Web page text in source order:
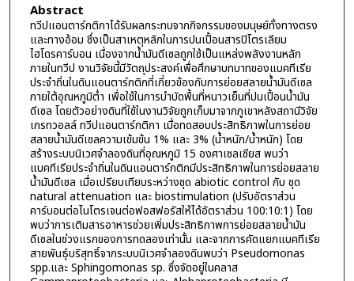
Abstract
ทวีปแอนตาร์กติกาได้รับผลกระทบจากกิจกรรมของมนุษย์ทั้งทางตรง
และทางอ้อม ซึ่งเป็นสาเหตุหลักในการปนเปื้อนสารปิโตรเลียม
ไฮโดรคาร์บอน เนื่องจากน้ำมันดีเซลถูกใช้เป็นแหล่งพลังงานหลัก
ภายในทวีป งานวิจัยนี้มีวัตถุประสงค์เพื่อศึกษาบทบาทของแบคทีเรีย
ประจำถิ่นในดินแอนตาร์กติกที่เกี่ยวข้องกับการย่อยสลายน้ำมันดีเซล
ภายใต้อุณหภูมิต่ำ เพื่อใช้ในการบำบัดพื้นที่หนาวเย็นที่ปนเปื้อนน้ำมัน
ดีเซล โดยตัวอย่างดินที่ใช้ในงานวิจัยถูกเก็บมาจากภูเขาหลังสถานีวิจัย
เกรทวอลล์ ทวีปแอนตาร์กติกา เมื่อทดสอบประสิทธิภาพในการย่อย
สลายน้ำมันดีเซลความเข้มข้น 1% และ 3% (น้ำหนัก/น้ำหนัก) โดย
สร้างระบบนิเวศจำลองดินที่อุณหภูมิ 15 องศาเซลเซียส พบว่า
แบคทีเรียประจำถิ่นในดินแอนตาร์กติกมีประสิทธิภาพในการย่อยสลาย
น้ำมันดีเซล เมื่อเปรียบเทียบระหว่างชุด abiotic control กับ ชุด
natural attenuation และ biostimulation (ปรับอัตราส่วน
คาร์บอนต่อไนโตรเจนต่อฟอสฟอรัสให้ได้อัตราส่วน 100:10:1) โดย
พบว่าการเติมสารอาหารช่วยเพิ่มประสิทธิภาพการย่อยสลายน้ำมัน
ดีเซลในช่วงแรกของการทดลองเท่านั้น และจากการคัดแยกแบคทีเรีย
สายพันธุ์บริสุทธิ์จากระบบนิเวศจำลองดินพบว่า Pseudomonas
spp.และ Sphingomonas sp. ซึ่งจัดอยู่ในคลาส